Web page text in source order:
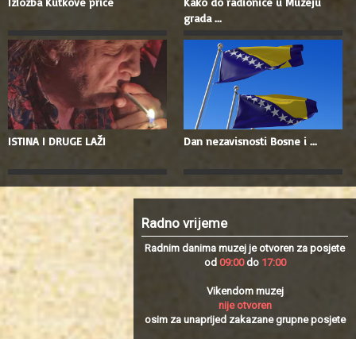
grada ...
ISTINA I DRUGE LAŽI Dan nezavisnosti Bosne i ...
Radno vrijeme
Radnim danima muzej je otvoren za posjete
od 09:00do 17:00
Vikendom muzej
nije otvoren
osim za unaprijed zakazane grupne posjete